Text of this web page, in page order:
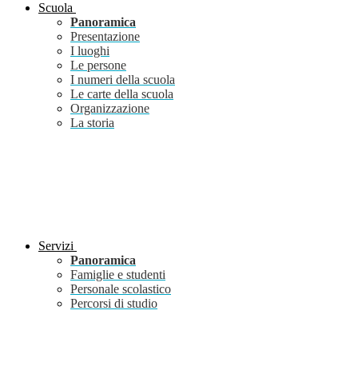
Scuola
Panoramica
Presentazione
I luoghi
Le persone
I numeri della scuola
Le carte della scuola
Organizzazione
La storia
Servizi
Panoramica
Famiglie e studenti
Personale scolastico
Percorsi di studio